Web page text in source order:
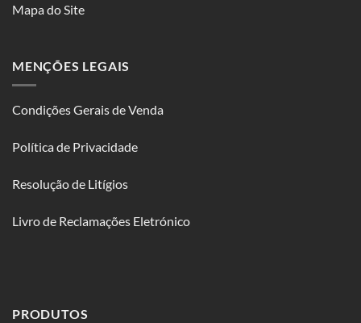
Mapa do Site
MENÇÕES LEGAIS
Condições Gerais de Venda
Política de Privacidade
Resolução de Litígios
Livro de Reclamações Eletrónico
PRODUTOS